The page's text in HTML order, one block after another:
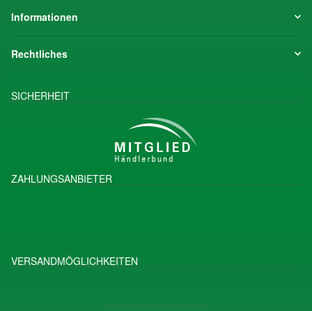
Informationen
Rechtliches
SICHERHEIT
ZAHLUNGSANBIETER
VERSANDMÖGLICHKEITEN